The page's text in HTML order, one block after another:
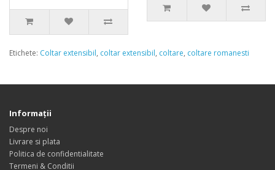
Etichete: Coltar extensibil, coltar extensibil, coltare, coltare romanesti
Informaţii
Despre noi
Livrare si plata
Politica de confidentialitate
Termeni & Conditii